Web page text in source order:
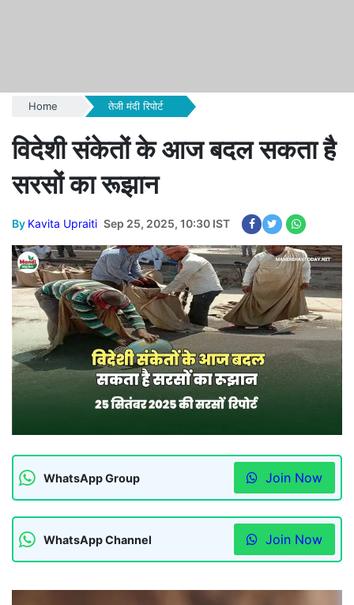
Home तेजी मंदी रिपोर्ट
विदेशी संकेतों के आज बदल सकता है
सरसों का रूझान
By Kavita Upraiti Sep 25, 2025, 10:30 IST
WhatsApp Group Join Now
WhatsApp Channel Join Now